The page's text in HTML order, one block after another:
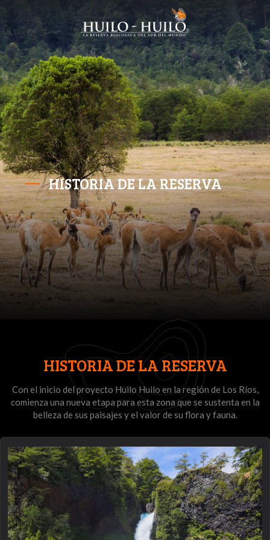
HISTORIA DE LA RESERVA
HISTORIA DE LA RESERVA
Con el inicio del proyecto Huilo Huilo en la región de Los Ríos,
comienza una nueva etapa para esta zona que se sustenta en la
belleza de sus paisajes y el valor de su flora y fauna.